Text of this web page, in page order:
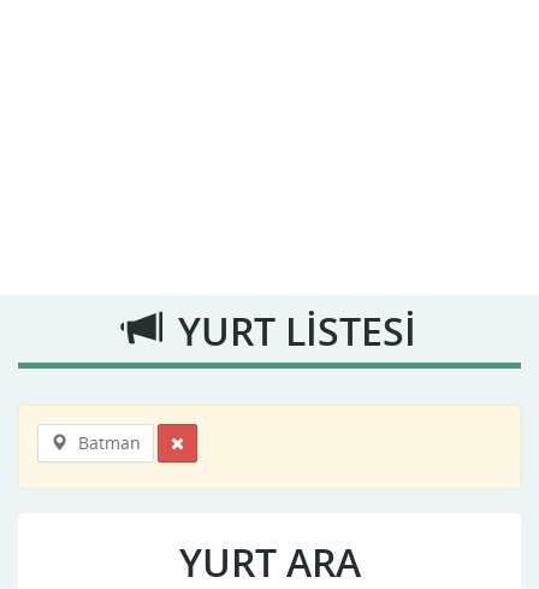
YURT LİSTESİ
Batman
YURT ARA